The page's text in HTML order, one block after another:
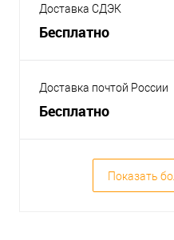
Доставка СДЭК
Бесплатно
Доставка почтой России
Бесплатно
Показать